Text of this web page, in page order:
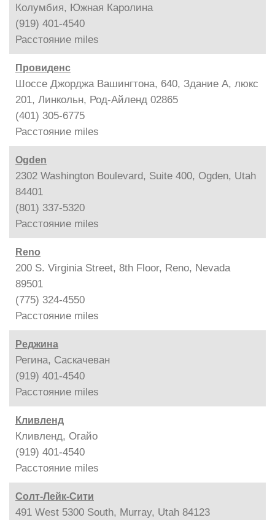
Колумбия, Южная Каролина
(919) 401-4540
Расстояние miles
Провиденс
Шоссе Джорджа Вашингтона, 640, Здание A, люкс
201, Линкольн, Род-Айленд 02865
(401) 305-6775
Расстояние miles
Ogden
2302 Washington Boulevard, Suite 400, Ogden, Utah
84401
(801) 337-5320
Расстояние miles
Reno
200 S. Virginia Street, 8th Floor, Reno, Nevada
89501
(775) 324-4550
Расстояние miles
Реджина
Регина, Саскачеван
(919) 401-4540
Расстояние miles
Кливленд
Кливленд, Огайо
(919) 401-4540
Расстояние miles
Солт-Лейк-Сити
491 West 5300 South, Murray, Utah 84123